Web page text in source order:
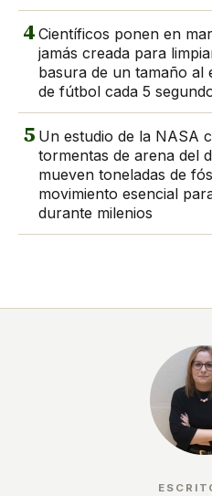
4 Científicos ponen en
jamás creada para
basura de un tamaño al
de fútbol cada 5
5 Un estudio de la NASA
tormentas de arena del
mueven toneladas de
movimiento esencial
durante milenios